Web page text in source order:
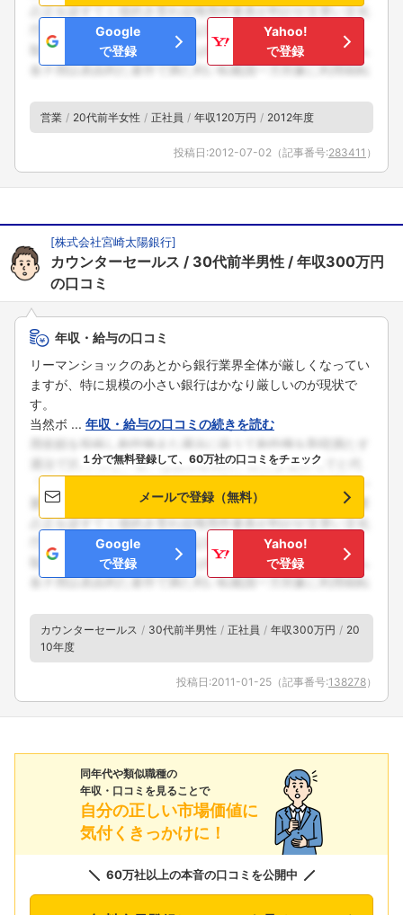
Google
で登録
Yahoo!
で登録
営業 20代前半女性 正社員 年収120万円 2012年度
投稿日:2012-07-02 （記事番号:283411 ）
[株式会社宮崎太陽銀行]
カウンターセールス 30代前半男性
年収300万円
の口コミ
年収・給与の口コミ
リーマンショックのあとから銀行業界全体が厳しくなってい
ますが、特に規模の小さい銀行はかなり厳しいのが現状で
す。
当然ボ ... 年収・給与の口コミの続きを読む
１分で無料登録して、60万社の口コミをチェック
メールで登録（無料）
Google
で登録
Yahoo!
で登録
カウンターセールス 30代前半男性 正社員 年収300万円
20
10年度
投稿日:2011-01-25 （記事番号:138278）
同年代や類似職種の
年収・口コミを見ることで
自分の正しい市場価値に
気付くきっかけに！
60万社以上の本音の口コミを公開中